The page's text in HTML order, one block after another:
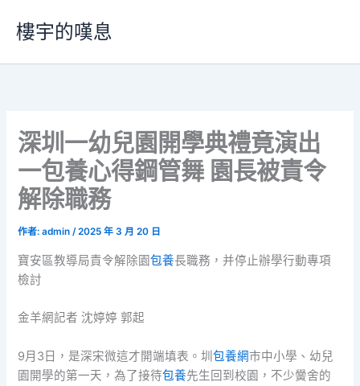
要
樓宇的嘆息
深圳一幼兒園開學典禮竟演出
一包養心得鋼管舞 園長被責令
解除職務
作者:admin/2025 年 3 月 20 日
寶安區教導局責令解除園包養長職務，并停止辦學行動專項
檢討
金羊網記者 沈婷婷 郭起
9月3日，是深宋微這才開端填表。圳包養網市中小學、幼兒
園開學的第一天，為了接待包養先生回到校園，不少黌舍的